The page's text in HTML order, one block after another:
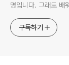
명입니다. 그래도 배
구독하기